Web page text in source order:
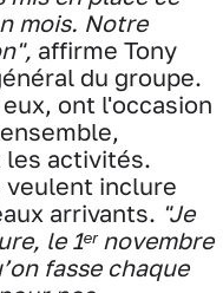
mois. Notre
affirme Tony
du groupe.
ont l'occasion
les activités.
veulent inclure
arrivants. "Je
le 1ᵉʳ novembre
fasse chaque